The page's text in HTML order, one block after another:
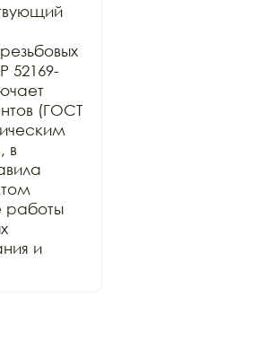
52169-
(ГОСТ
в
работы
и